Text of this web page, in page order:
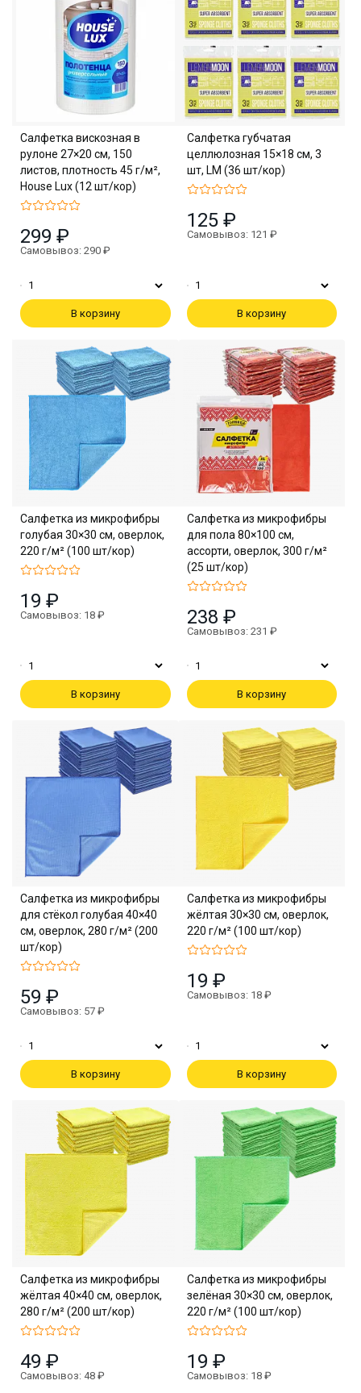
Салфетка вискозная в
рулоне 27×20 см, 150
листов, плотность 45 г/м²,
House Lux (12 шт/кор)
299 ₽
Самовывоз: 290 ₽
В корзину
Салфетка губчатая
целлюлозная 15×18 см, 3
шт, LM (36 шт/кор)
125 ₽
Самовывоз: 121 ₽
В корзину
Салфетка из микрофибры
голубая 30×30 см, оверлок,
220 г/м² (100 шт/кор)
19 ₽
Самовывоз: 18 ₽
В корзину
Салфетка из микрофибры
для пола 80×100 см,
ассорти, оверлок, 300 г/м²
(25 шт/кор)
238 ₽
Самовывоз: 231 ₽
В корзину
Салфетка из микрофибры
для стёкол голубая 40×40
см, оверлок, 280 г/м² (200
шт/кор)
59 ₽
Самовывоз: 57 ₽
В корзину
Салфетка из микрофибры
жёлтая 30×30 см, оверлок,
220 г/м² (100 шт/кор)
19 ₽
Самовывоз: 18 ₽
В корзину
Салфетка из микрофибры
жёлтая 40×40 см, оверлок,
280 г/м² (200 шт/кор)
49 ₽
Самовывоз: 48 ₽
Салфетка из микрофибры
зелёная 30×30 см, оверлок,
220 г/м² (100 шт/кор)
19 ₽
Самовывоз: 18 ₽